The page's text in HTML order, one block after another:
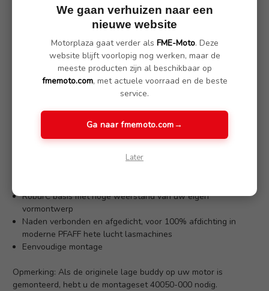
Buddy Ergo. Buddy met een uitgebreid bewerkte schuimkern
met een geheel nieuwe contour en een unieke materiaal
Normaal = standaard / serie zithoogte BMW R 1200 GS (voor
BMW R 1200 GS Adventure ca. 20 mm lager)
Inzinking in het midden van de stoel.
gewichtsverdeling in de gehele rug.
bovenlaag en een strakke kern garandeert een uniforme
RoburC basis met hoge weerstand van uw eigen
vormontwerp
Naden verbonden en afgedicht, voor 100% afdichting in
moderne PFAFF hete lucht lasmachines
Eenvoudige montage
Opmerking: Als de originele lage buddy op uw motor is
gemonteerd, hebt u de montageset 40050-000 nodig.
We gaan verhuizen naar een
nieuwe website
Motorplaza gaat verder als FME-Moto. Deze
website blijft voorlopig nog werken, maar de
meeste producten zijn al beschikbaar op
fmemoto.com, met actuele voorraad en de beste
service.
Ga naar fmemoto.com→
Later